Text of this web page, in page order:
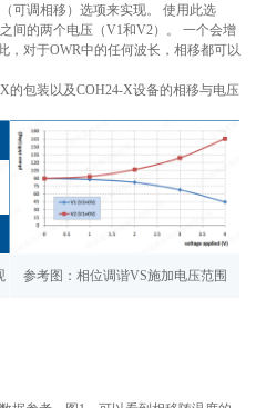
可调相移）选项来实现。 使用此选
间的两个电压（V1和V2）。 一个会增
，对于OWR中的任何波长，相移都可以
的包装以及COH24-X设备的相移与电压
参考图：相位调谐VS施加电压范围